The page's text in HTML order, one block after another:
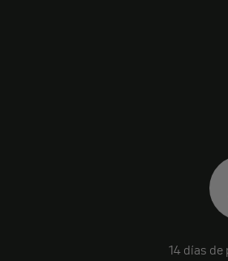
14 días